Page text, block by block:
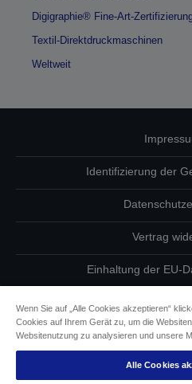
Digigraphie® Fine-Art-
Textil-Direktdruckmaschinen
Weltweit
Identifizierung der
Vertrag
Einhaltung der EU-
Informationen
Epson Engagement
Wenn Sie auf „Alle Cookies akzeptieren“
Cookies auf Ihrem Gerät zu, um die
Websitenutzung zu analysieren und unsere
Alle Cookies